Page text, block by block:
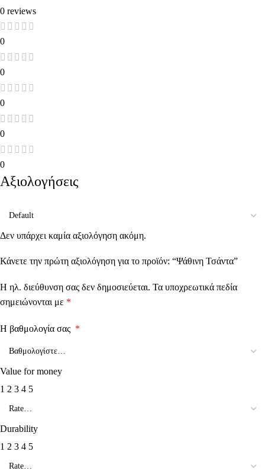
0 reviews
0
0
0
0
0
Αξιολογήσεις
Δεν υπάρχει καμία αξιολόγηση ακόμη.
Κάνετε την πρώτη αξιολόγηση για το προϊόν: “Ψάθινη Τσάντα”
Η ηλ. διεύθυνση σας δεν δημοσιεύεται. Τα υποχρεωτικά πεδία
σημειώνονται με *
Η βαθμολογία σας *
Value for money
1 2 3 4 5
Durability
1 2 3 4 5